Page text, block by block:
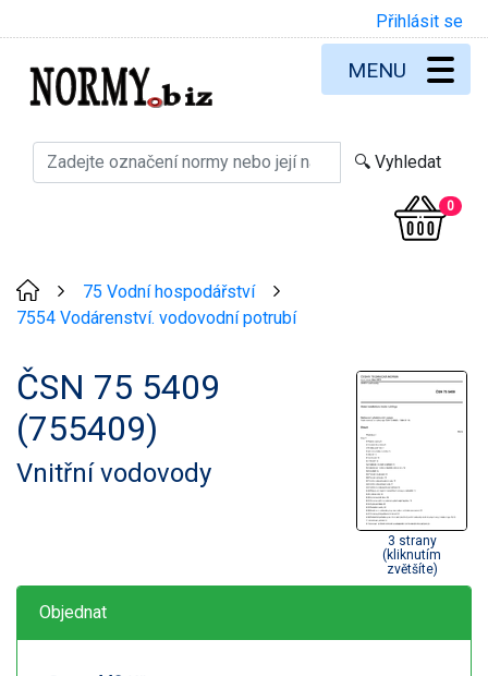
Přihlásit se
0
MENU
75 Vodní hospodářství
7554 Vodárenství. vodovodní potrubí
ČSN 75 5409
(755409)
Vnitřní vodovody
3 strany
(kliknutím
zvětšíte)
Objednat